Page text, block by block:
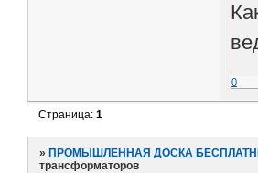
0
Страница:1
»ПРОМЫШЛЕННАЯ ДОСКА
трансформаторов